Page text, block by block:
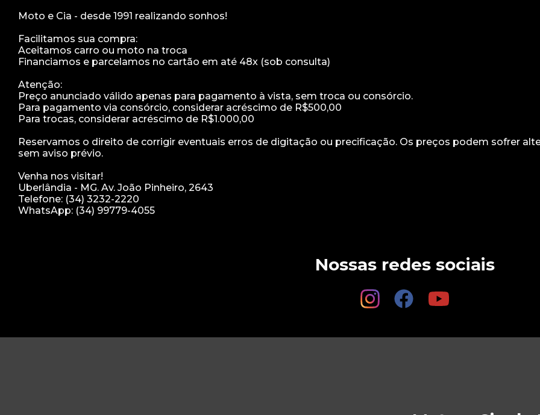
Moto e Cia - desde 1991 realizando sonhos!
Facilitamos sua compra:
Aceitamos carro ou moto na troca
Financiamos e parcelamos no cartão em até 48x (sob consulta)
Atenção:
Preço anunciado válido apenas para pagamento à vista, sem troca ou consórcio.
Para pagamento via consórcio, considerar acréscimo de R$500,00
Para trocas, considerar acréscimo de R$1.000,00
Reservamos o direito de corrigir eventuais erros de digitação ou precificação. Os preços podem sofrer
sem aviso prévio.
Venha nos visitar!
Uberlândia - MG. Av. João Pinheiro, 2643
Telefone: (34) 3232-2220
Nossas redes sociais